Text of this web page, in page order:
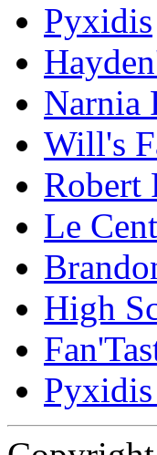
Pyxidis
Narnia
Will's
Robert
Le
High